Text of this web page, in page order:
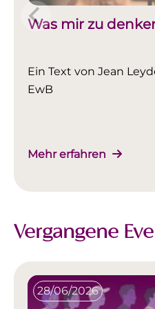
Was mir zu
Ein Text von Jean
EwB
Mehr erfahren
Vergangene
28/06/2026